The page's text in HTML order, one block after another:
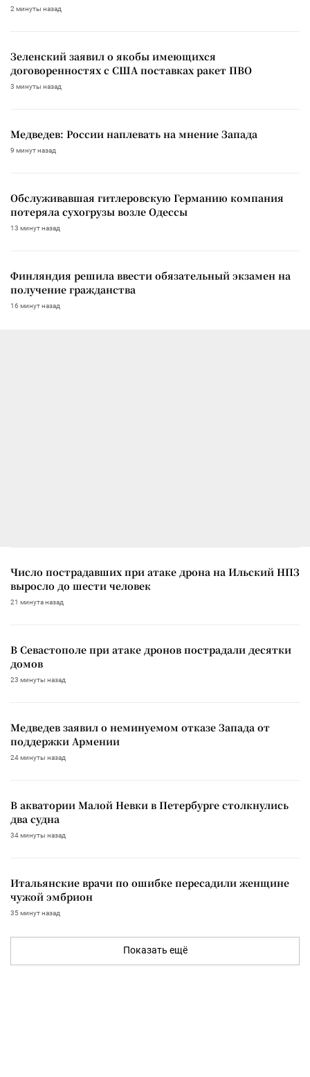
2 минуты назад
Зеленский заявил о якобы имеющихся
договоренностях с США поставках ракет ПВО
3 минуты назад
Медведев: России наплевать на мнение Запада
9 минут назад
Обслуживавшая гитлеровскую Германию компания
потеряла сухогрузы возле Одессы
13 минут назад
Финляндия решила ввести обязательный экзамен на
получение гражданства
16 минут назад
Число пострадавших при атаке дрона на Ильский НПЗ
выросло до шести человек
21 минута назад
В Севастополе при атаке дронов пострадали десятки
домов
23 минуты назад
Медведев заявил о неминуемом отказе Запада от
поддержки Армении
24 минуты назад
В акватории Малой Невки в Петербурге столкнулись
два судна
34 минуты назад
Итальянские врачи по ошибке пересадили женщине
чужой эмбрион
35 минут назад
Показать ещё